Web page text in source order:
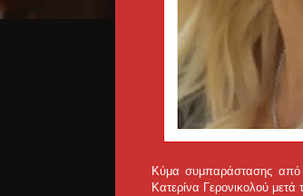
Κύμα συμπαράστασης από
Κατερίνα Γερονικολού μετά